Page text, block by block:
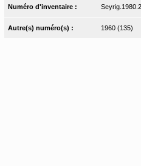
Numéro d'inventaire :
Autre(s) numéro(s) : 1960 (135)